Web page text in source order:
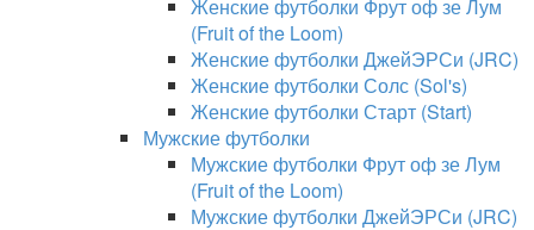
Женские футболки Фрут оф зе Лум
(Fruit of the Loom)
Женские футболки ДжейЭРСи (JRC)
Женские футболки Солс (Sol's)
Женские футболки Старт (Start)
Мужские футболки
Мужские футболки Фрут оф зе Лум
(Fruit of the Loom)
Мужские футболки ДжейЭРСи (JRC)